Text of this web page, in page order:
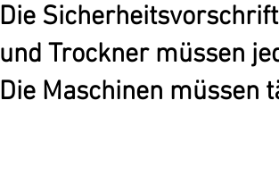
Die
und Trockner müssen
Die Maschinen müssen